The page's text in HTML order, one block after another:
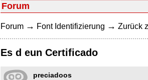
Forum
Forum → Font Identifizierung → Zurück
Es d eun Certificado
preciadoos